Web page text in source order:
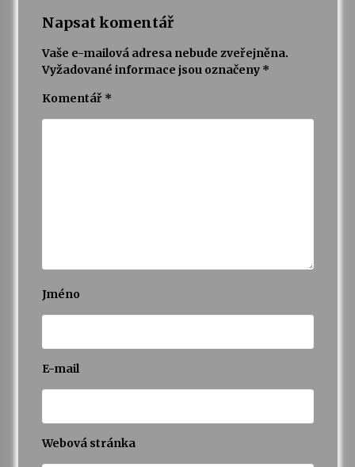
Napsat komentář
Vaše e-mailová adresa nebude zveřejněna.
Vyžadované informace jsou označeny *
Komentář *
Jméno
E-mail
Webová stránka